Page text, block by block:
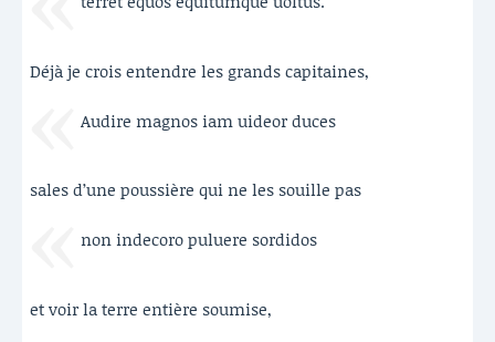
Déjà je crois entendre les grands capitaines,
Audire magnos iam uideor duces
sales d’une poussière qui ne les souille pas
non indecoro puluere sordidos
et voir la terre entière soumise,